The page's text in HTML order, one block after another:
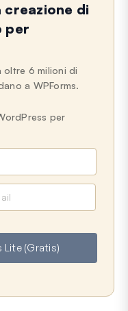
2025
di
per
oltre 6 milioni di
a WPForms.
per
Lite (Gratis)